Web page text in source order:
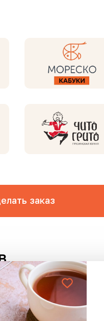
заказ